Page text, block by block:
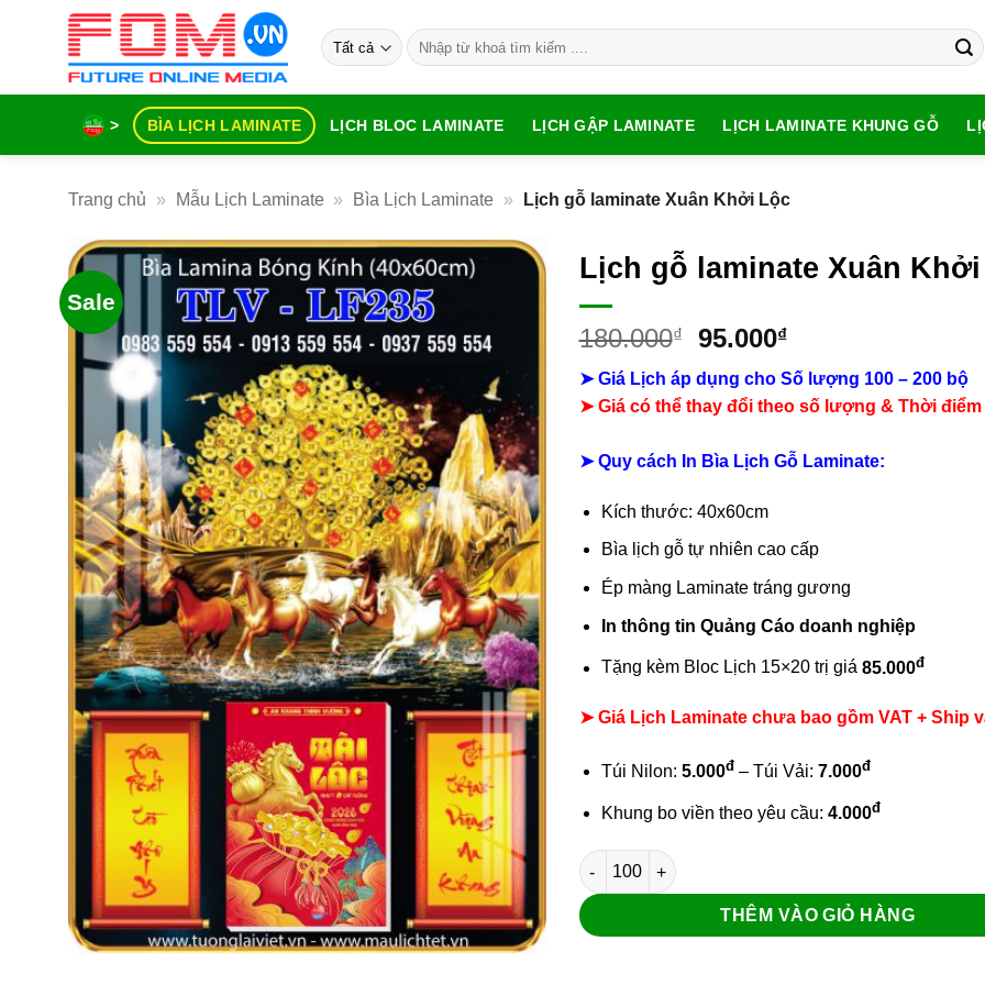
dung
Tìm
kiếm:
> BÌA LỊCH LAMINATE LỊCH BLOC LAMINATE LỊCH GẬP LAMINATE LỊCH LAMINATE KHUNG GỖ
Trang chủ » Mẫu Lịch Laminate » Bìa Lịch Laminate » Lịch gỗ laminate Xuân Khởi Lộc
Sale
Lịch gỗ laminate Xuân
180.000₫
Giá
là:
180.000₫.
95.000₫Giá
hiện
tại
là:
➤ Giá Lịch áp dụng cho Số lượng 100 – 200 bộ
➤ Giá có thể thay đổi theo số lượng & Thời điểm
➤ Quy cách In Bìa Lịch Gỗ Laminate:
Kích thước: 40x60cm
Bìa lịch gỗ tự nhiên cao cấp
Ép màng Laminate tráng gương
In thông tin Quảng Cáo doanh nghiệp
Tặng kèm Bloc Lịch 15×20 trị giá85.000đ
➤ Giá Lịch Laminate chưa bao gồmVAT + Ship
Túi Nilon:5.000đ – Túi Vải:7.000đ
Khung bo viền theo yêu cầu: 4.000đ
Lịch gỗ laminate Xuân Khởi Lộc số lượng
THÊM VÀO GIỎ HÀNG